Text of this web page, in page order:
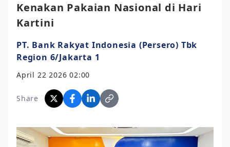
Kenakan Pakaian Nasional di Hari
Kartini
PT. Bank Rakyat Indonesia (Persero) Tbk
Region 6/Jakarta 1
April 22 2026 02:00
Share